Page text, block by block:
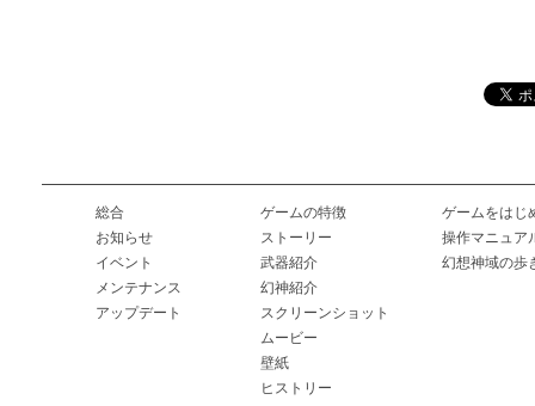
総合
お知らせ
イベント
メンテナンス
アップデート
ゲームの特徴
ストーリー
武器紹介
幻神紹介
スクリーンショット
ムービー
壁紙
ヒストリー
ゲームをはじ
操作マニュア
幻想神域の歩